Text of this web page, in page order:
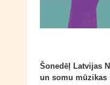
Šonedēļ Latvijas
un somu mūzikas